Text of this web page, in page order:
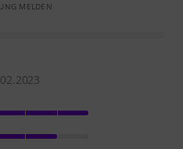
MELDEN